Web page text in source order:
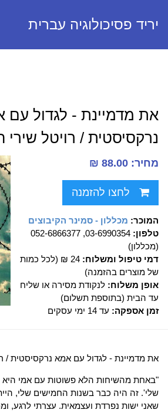
יריד פסיכולוגיה עברית
את מדמיינת - לגדול עם
נרקסיסטית / רויטל שירי
מחיר: 88.00 ₪
לחצו להזמנה
המוכר: מכללון - סמינר הקיבוצים
טלפון:
03-6990354, 052-6866377
(מכללון)
דמי טיפול ומשלוח:
24 ₪ (לכל כמות
של מוצרים בהזמנה)
אופן משלוח: לנקודת מסירה או שליח
עד הבית (בתוספת תשלום)
זמן אספקה: עד 14 ימי עסקים
את מדמיינת - לגדול עם אמא נרקסיסטית /
"באחת מהשיחות הלא פשוטות עם אמי
שלי'. זה היה כבר בשנות החמישים שלי,
שאני ישות נפרדת ועצמאית. עצרתי לרגע,